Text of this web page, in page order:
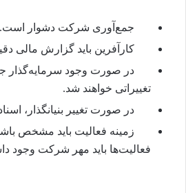
جمع‌آوری شرکت دشوار است.
کارآفرین باید گزارش مالی
در صورت وجود سرمایه‌گذار
تغییراتی خواهند شد.
در صورت تغییر بنیانگذار،
زمینه فعالیت باید مشخص
فعالیت‌ها باید مهر شرکت وجود